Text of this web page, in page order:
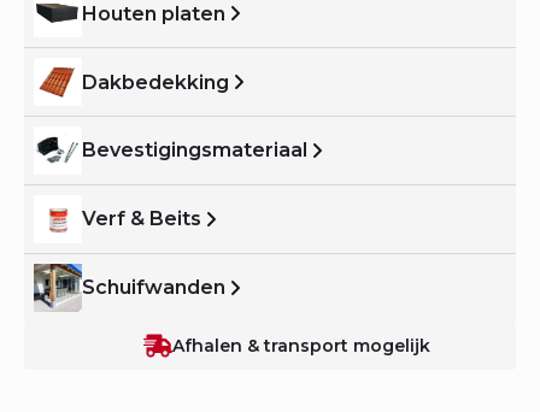
Houten platen
Dakbedekking
Bevestigingsmateriaal
Verf & Beits
Schuifwanden
Afhalen & transport mogelijk